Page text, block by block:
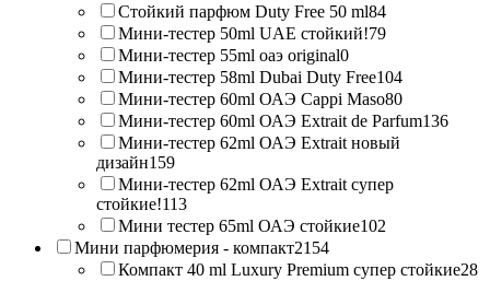
Стойкий парфюм Duty Free 50 ml84
Мини-тестер 50ml UAE стойкий!79
Мини-тестер 55ml оаэ original0
Мини-тестер 58ml Dubai Duty Free104
Мини-тестер 60ml ОАЭ Cappi Maso80
Мини-тестер 60ml ОАЭ Extrait de Parfum136
Мини-тестер 62ml ОАЭ Extrait новый
дизайн159
Мини-тестер 62ml ОАЭ Extrait супер
стойкие!113
Мини тестер 65ml ОАЭ стойкие102
Мини парфюмерия - компакт2154
Компакт 40 ml Luxury Premium супер стойкие28